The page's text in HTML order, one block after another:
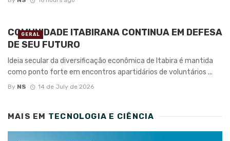
COMUNIDADE ITABIRANA CONTINUA EM DEFESA
DE SEU FUTURO
Ideia secular da diversificação econômica de Itabira é mantida
como ponto forte em encontros apartidários de voluntários ...
By NS 14 de July de 2026
GERAL
MAIS EM TECNOLOGIA E CIÊNCIA